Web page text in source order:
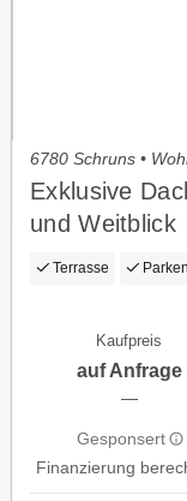
6780 Schruns •
Exklusive
und Weitblick
Terrasse Parken
Kaufpreis
auf Anfrage
—
Gesponsert
Finanzierung